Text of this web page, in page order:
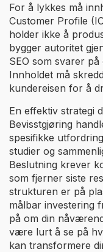
For å lykkes må
Customer Profile
holder ikke å
bygger autoritet
SEO som svarer
Innholdet må
kundereisen for å
En effektiv strategi
Bevisstgjøring
spesifikke
studier og
Beslutning krever
som fjerner siste
strukturen er på
målbar investering
på om din
være lurt å se på
kan transformere